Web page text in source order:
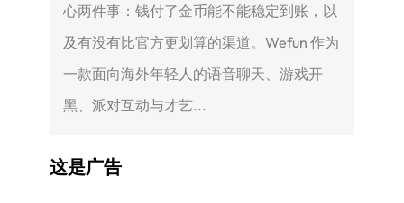
心两件事：钱付了金币能不能稳定到账，以
及有没有比官方更划算的渠道。Wefun 作为
一款面向海外年轻人的语音聊天、游戏开
黑、派对互动与才艺...
这是广告